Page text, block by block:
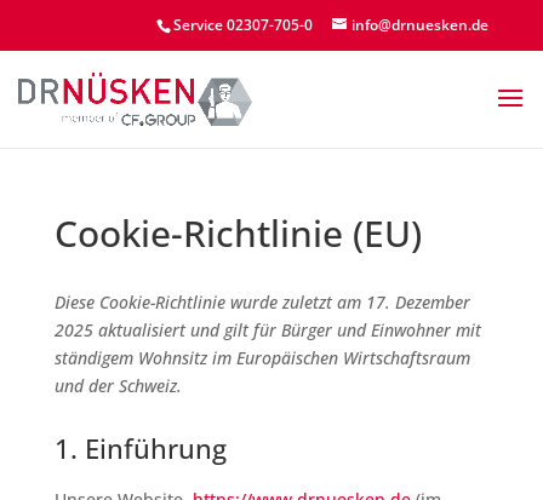
Service 02307-705-0 info@drnuesken.de
Cookie-Richtlinie (EU)
Diese Cookie-Richtlinie wurde zuletzt am 17. Dezember
2025 aktualisiert und gilt für Bürger und Einwohner mit
ständigem Wohnsitz im Europäischen Wirtschaftsraum
und der Schweiz.
1. Einführung